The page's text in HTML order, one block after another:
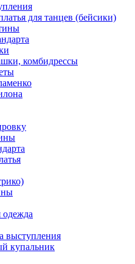
для танцев (бейсики)
комбидрессы
одежда
выступления
купальник